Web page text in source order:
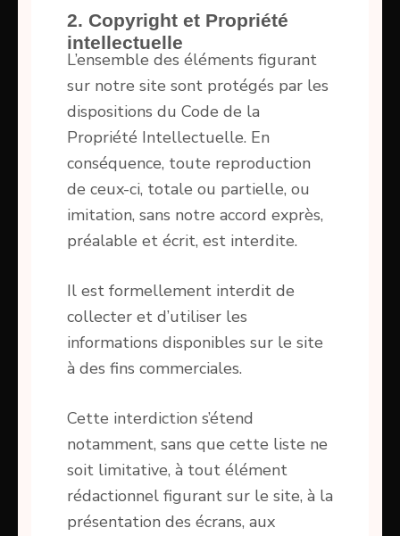
2. Copyright et Propriété
intellectuelle
L’ensemble des éléments figurant
sur notre site sont protégés par les
dispositions du Code de la
Propriété Intellectuelle. En
conséquence, toute reproduction
de ceux-ci, totale ou partielle, ou
imitation, sans notre accord exprès,
préalable et écrit, est interdite.
Il est formellement interdit de
collecter et d’utiliser les
informations disponibles sur le site
à des fins commerciales.
Cette interdiction s’étend
notamment, sans que cette liste ne
soit limitative, à tout élément
rédactionnel figurant sur le site, à la
présentation des écrans, aux